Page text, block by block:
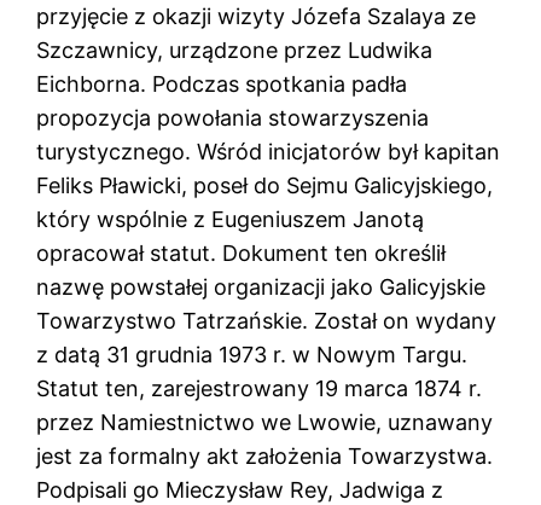
przyjęcie z okazji wizyty Józefa Szalaya ze
Szczawnicy, urządzone przez Ludwika
Eichborna. Podczas spotkania padła
propozycja powołania stowarzyszenia
turystycznego. Wśród inicjatorów był kapitan
Feliks Pławicki, poseł do Sejmu Galicyjskiego,
który wspólnie z Eugeniuszem Janotą
opracował statut. Dokument ten określił
nazwę powstałej organizacji jako Galicyjskie
Towarzystwo Tatrzańskie. Został on wydany
z datą 31 grudnia 1973 r. w Nowym Targu.
Statut ten, zarejestrowany 19 marca 1874 r.
przez Namiestnictwo we Lwowie, uznawany
jest za formalny akt założenia Towarzystwa.
Podpisali go Mieczysław Rey, Jadwiga z